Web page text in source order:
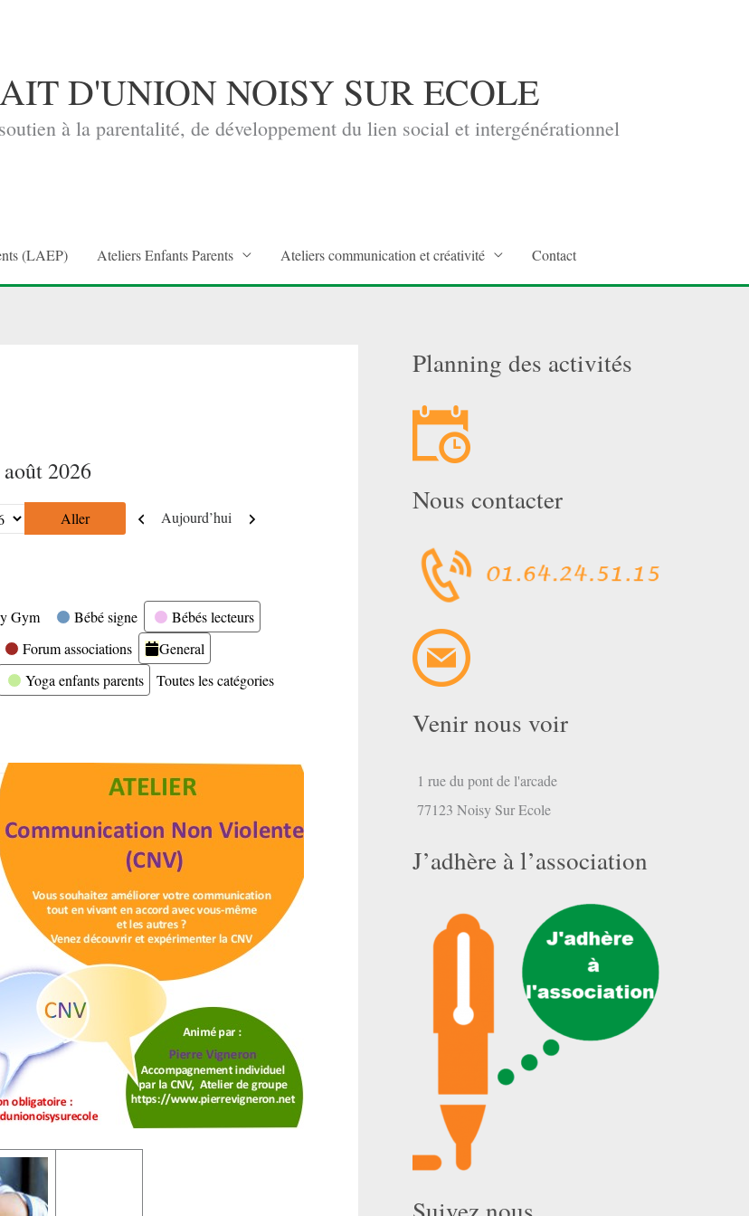
D'UNION NOISY SUR ECOLE
à la parentalité, de développement du lien social et intergénérationnel
(LAEP) Ateliers Enfants Parents Ateliers communication et créativité Contact
2026
Précédent
Aujourd’hui Suivant
Gym Bébé signe
Bébés lecteurs
Forum associations
General
Yoga enfants parents
Toutes les catégories
Planning des activités
Nous contacter
Venir nous voir
1 rue du pont de l'arcade
77123 Noisy Sur Ecole
J’adhère à l’association